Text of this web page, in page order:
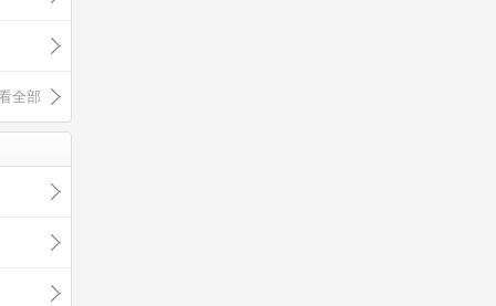
全部